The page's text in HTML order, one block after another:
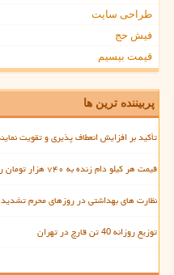
طراحی سایت
فیش حج
قیمت بیسیم
پربیننده ترین ها
تأکید بر افزایش انعطاف پذیری و تقویت
قیمت هر کیلو دام زنده به ۷۴۰ هزار تومان رسید
نظارت های بهداشتی در روزهای محرم
توزیع روزانه 40 تن قارچ در تهران